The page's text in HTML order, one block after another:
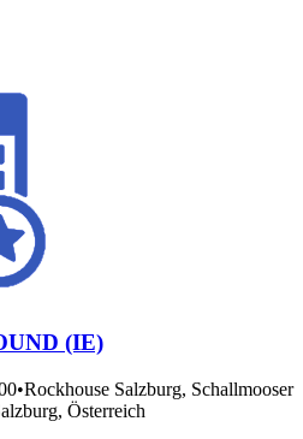
(IE)
•Rockhouse Salzburg, Schallmooser
Österreich